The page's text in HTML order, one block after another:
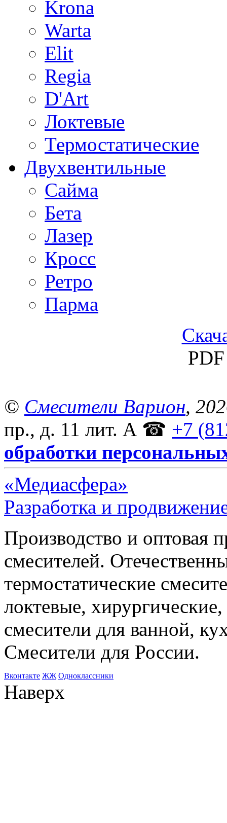
Krona
Warta
Elit
Regia
D'Art
Локтевые
Термостатические
Двухвентильные
Сайма
Бета
Лазер
Кросс
Ретро
Парма
© Смесители Варион,
пр., д. 11 лит. А ☎ +7
обработки
«Медиасфера»
Разработка и
Производство и оптовая
смесителей.
термостатические
локтевые,
смесители для ванной,
Смесители для России.
Bконтакте ЖЖ Одноклассники
Наверх